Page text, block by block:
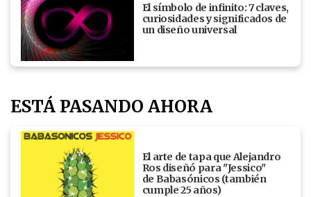
El símbolo de infinito: 7 claves,
curiosidades y significados de
un diseño universal
ESTÁ PASANDO AHORA
El arte de tapa que Alejandro
Ros diseñó para "Jessico"
de Babasónicos (también
cumple 25 años)